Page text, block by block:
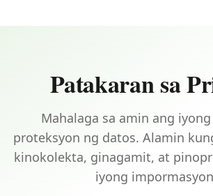
Patakaran sa
Mahalaga sa amin ang
proteksyon ng datos. Alamin
kinokolekta, ginagamit, at
iyong